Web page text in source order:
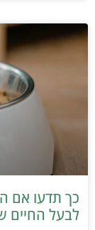
כך תדעו אם
לבעל החיים